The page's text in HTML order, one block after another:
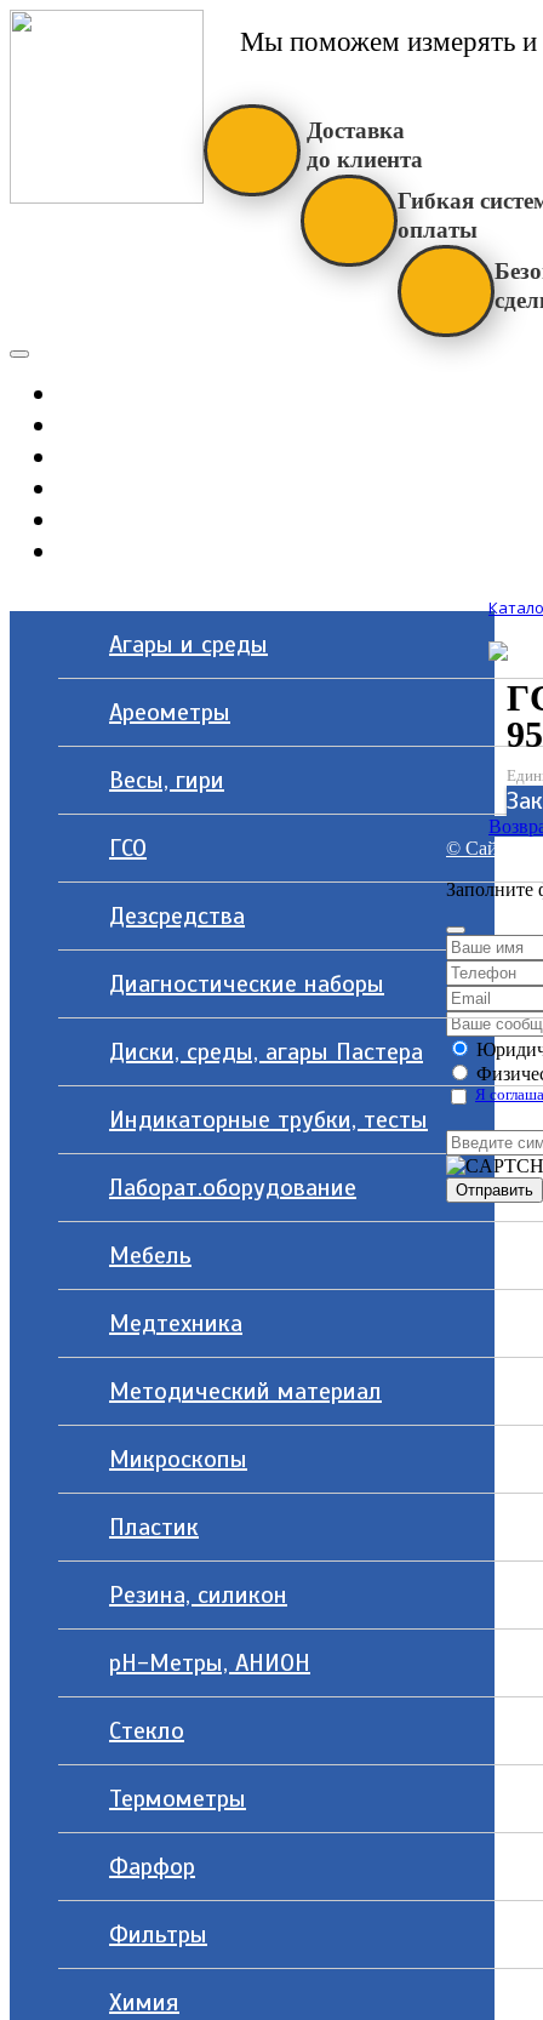
Мы поможем измерять и
Доставка
до клиента
Гибкая
оплаты
Агары и среды
Ареометры
Весы, гири
ГСО
Дезсредства
Диагностические наборы
Диски, среды, агары Пастера
Индикаторные трубки, тесты
Лаборат.оборудование
Мебель
Медтехника
Методический материал
Микроскопы
Пластик
Резина, силикон
рН-Метры, АНИОН
Стекло
Термометры
Фарфор
Фильтры
Химия
© Сайт
Заполните
Я